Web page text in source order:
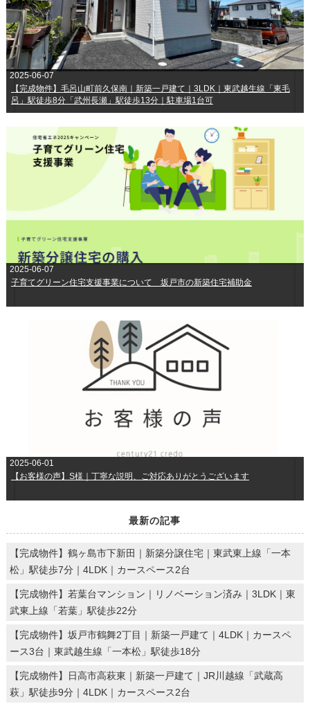
【完成物件】毛呂山町前久保南｜新築一戸建て｜3LDK｜東武越生線「東毛
呂」駅徒歩8分「武州長瀬」駅徒歩13分｜駐車場1台可
2025-06-07
子育てグリーン住宅支援事業について 坂戸市の新築住宅補助金
2025-06-07
【お客様の声】S様｜丁寧な説明、ご対応ありがとうございます
2025-06-01
最新の記事
【完成物件】鶴ヶ島市下新田｜新築分譲住宅｜東武東上線「一本
松」駅徒歩7分｜4LDK｜カースペース2台
【完成物件】若葉台マンション｜リノベーション済み｜3LDK｜東
武東上線「若葉」駅徒歩22分
【完成物件】坂戸市鶴舞2丁目｜新築一戸建て｜4LDK｜カースペ
ース3台｜東武越生線「一本松」駅徒歩18分
【完成物件】日高市高萩東｜新築一戸建て｜JR川越線「武蔵高
萩」駅徒歩9分｜4LDK｜カースペース2台